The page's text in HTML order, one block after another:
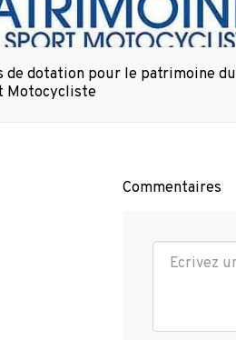
de dotation pour le patrimoine du
Motocycliste
Commentaires